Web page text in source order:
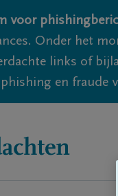
voor
Onder het
links of
en fraude